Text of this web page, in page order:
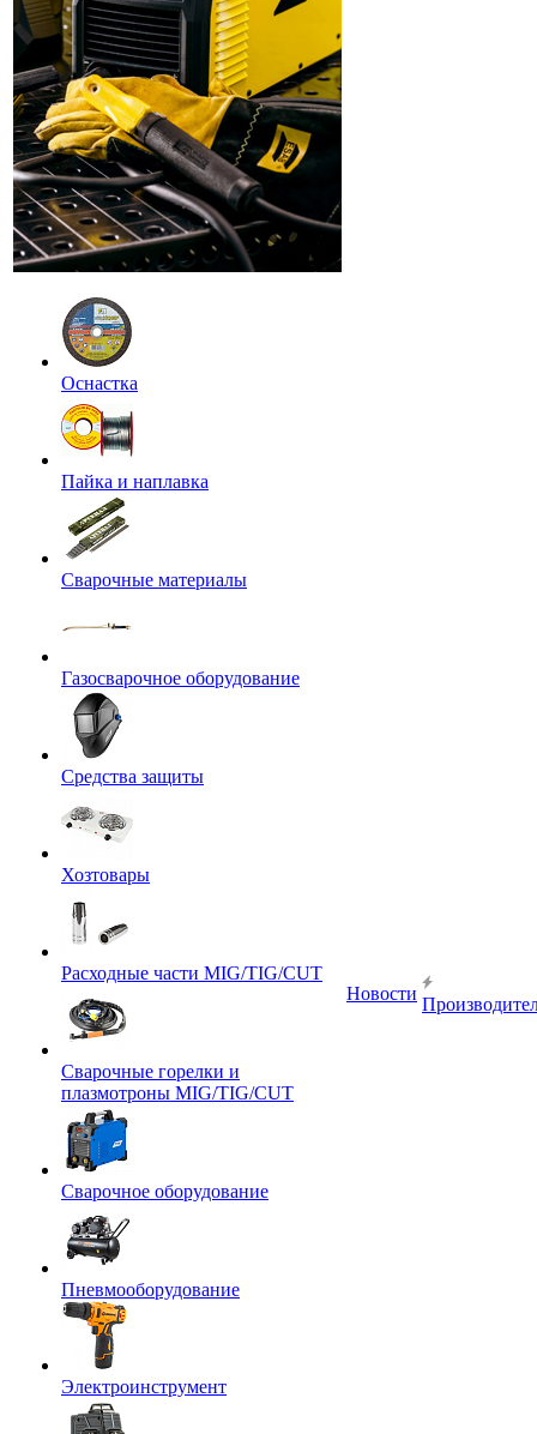
Оснастка
Пайка и наплавка
Сварочные материалы
Газосварочное оборудование
Средства защиты
Хозтовары
Расходные части MIG/TIG/CUT
Сварочные горелки и
плазмотроны MIG/TIG/CUT
Сварочное оборудование
Пневмооборудование
Электроинструмент
Новости